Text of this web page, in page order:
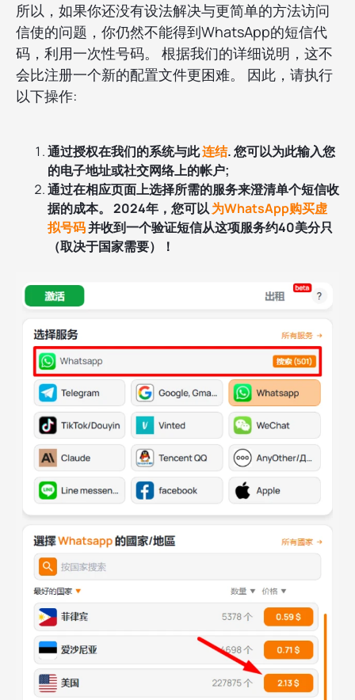
所以，如果你还没有设法解决与更简单的方法访问
信使的问题，你仍然不能得到WhatsApp的短信代
码，利用一次性号码。 根据我们的详细说明，这不
会比注册一个新的配置文件更困难。 因此，请执行
以下操作:
通过授权在我们的系统与此连结. 您可以为此输入您
的电子地址或社交网络上的帐户;
通过在相应页面上选择所需的服务来澄清单个短信收
据的成本。 2024年，您可以为WhatsApp购买虚
拟号码并收到一个验证短信从这项服务约40美分只
（取决于国家需要）！